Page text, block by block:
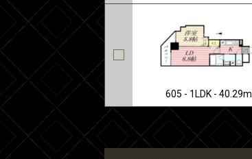
605 - 1LDK - 40.29m